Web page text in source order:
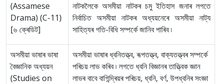
(Assamese
Drama) (C-11)
[৬ ক্ৰেডিট]
নাটকলৈকে অসমীয়া নাটকৰ চমু ইতিহাস জনাৰ লগতে
নিৰ্বাচিত অসমীয়া নাটকৰ অধ্যয়নেৰে অসমীয়া নাট্য
সাহিত্যৰ গতি-বিধি সম্পৰ্কে জানিব পাৰিব ৷
অসমীয়া ভাষাৰ ভাষা
বৈজ্ঞানিক অধ্যয়ন
(Studies on
অসমীয়া ভাষাৰ ধ্বনিতত্ত্ব, ৰূপতত্ত্ব, বাক্যতত্ত্বৰ সম্পৰ্কে
পৰিচয় লাভ কৰিব ৷ লগতে ধ্বনি বিজ্ঞানৰ তাত্ত্বিক জ্ঞান
লাভৰ বাবে বাগিন্দ্ৰিয়ৰ পৰিচয়, ধ্বনি, বৰ্ণ, উপধ্বনিৰ সংজ্ঞা